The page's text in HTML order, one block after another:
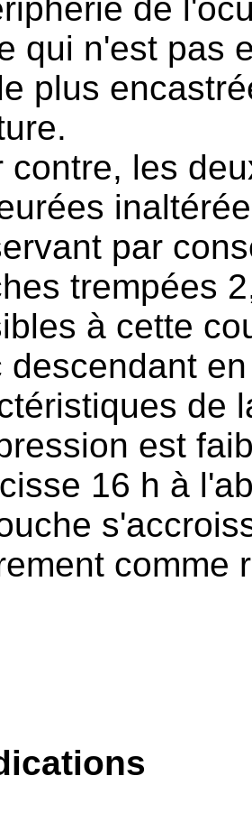
de
qui n'est pas
plus
contre, les
par
trempées
à cette
descendant
de
est
16 h à
comme